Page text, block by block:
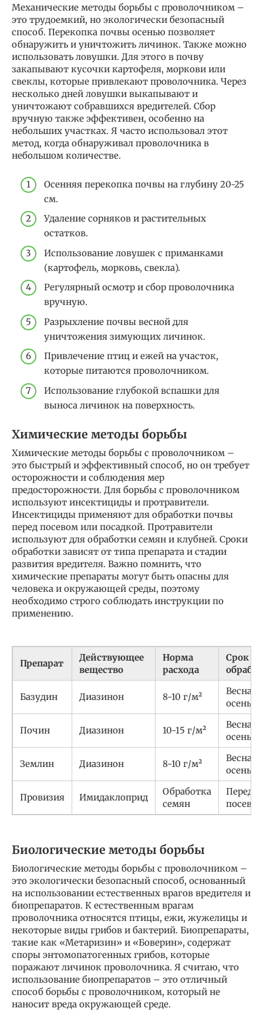
Механические методы борьбы с проволочником –
это трудоемкий, но экологически безопасный
способ. Перекопка почвы осенью позволяет
обнаружить и уничтожить личинок. Также можно
использовать ловушки. Для этого в почву
закапывают кусочки картофеля, моркови или
свеклы, которые привлекают проволочника. Через
несколько дней ловушки выкапывают и
уничтожают собравшихся вредителей. Сбор
вручную также эффективен, особенно на
небольших участках. Я часто использовал этот
метод, когда обнаруживал проволочника в
небольшом количестве.
Осенняя перекопка почвы на глубину 20-25
см.
Удаление сорняков и растительных
остатков.
Использование ловушек с приманками
(картофель, морковь, свекла).
Регулярный осмотр и сбор проволочника
вручную.
Разрыхление почвы весной для
уничтожения зимующих личинок.
Привлечение птиц и ежей на участок,
которые питаются проволочником.
Использование глубокой вспашки для
выноса личинок на поверхность.
Химические методы борьбы
Химические методы борьбы с проволочником –
это быстрый и эффективный способ, но он требует
осторожности и соблюдения мер
предосторожности. Для борьбы с проволочником
используют инсектициды и протравители.
Инсектициды применяют для обработки почвы
перед посевом или посадкой. Протравители
используют для обработки семян и клубней. Сроки
обработки зависят от типа препарата и стадии
развития вредителя. Важно помнить, что
химические препараты могут быть опасны для
человека и окружающей среды, поэтому
необходимо строго соблюдать инструкции по
применению.
Препарат
Действующее
вещество
Норма
расхода
Срок
Базудин Диазинон 8-10 г/м²
Весна,
осень
Почин Диазинон 10-15 г/м²
Весна,
осень
Землин Диазинон 8-10 г/м²
Весна,
осень
Провизия Имидаклоприд
Обработка
семян
Перед
Биологические методы борьбы
Биологические методы борьбы с проволочником –
это экологически безопасный способ, основанный
на использовании естественных врагов вредителя и
биопрепаратов. К естественным врагам
проволочника относятся птицы, ежи, жужелицы и
некоторые виды грибов и бактерий. Биопрепараты,
такие как «Метаризин» и «Боверин», содержат
споры энтомопатогенных грибов, которые
поражают личинок проволочника. Я считаю, что
использование биопрепаратов – это отличный
способ борьбы с проволочником, который не
наносит вреда окружающей среде.